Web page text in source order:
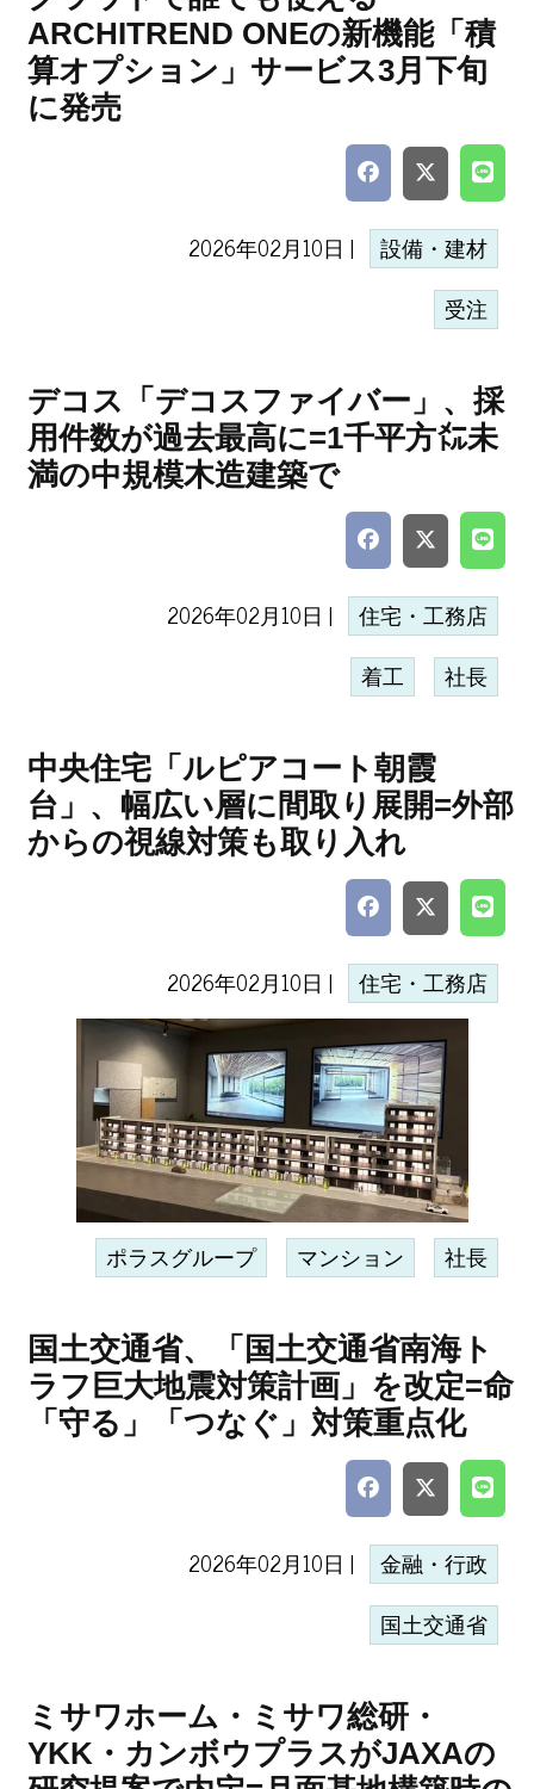
ARCHITREND ONEの新機能「積
算オプション」サービス3月下旬
に発売
2026年02月10日 | 設備・建材
受注
デコス「デコスファイバー」、採
用件数が過去最高に=1千平方㍍未
満の中規模木造建築で
2026年02月10日 | 住宅・工務店
着工 社長
中央住宅「ルピアコート朝霞
台」、幅広い層に間取り展開=外部
からの視線対策も取り入れ
2026年02月10日 | 住宅・工務店
ポラスグループ マンション 社長
国土交通省、「国土交通省南海ト
ラフ巨大地震対策計画」を改定=命
「守る」「つなぐ」対策重点化
2026年02月10日 | 金融・行政
国土交通省
ミサワホーム・ミサワ総研・
YKK・カンボウプラスがJAXAの